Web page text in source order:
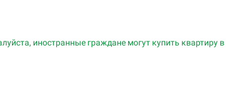
иностранные граждане могут купить квартиру в